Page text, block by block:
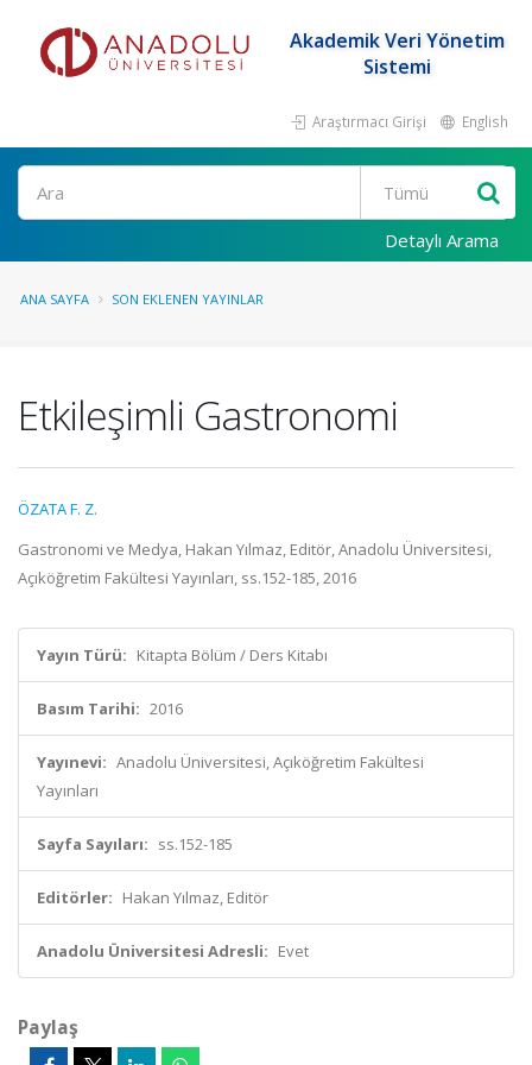
Akademik Veri Yönetim
Sistemi
Araştırmacı Girişi English
Ara
Detaylı Arama
ANA SAYFA SON EKLENEN YAYINLAR
Etkileşimli Gastronomi
ÖZATA F. Z.
Gastronomi ve Medya, Hakan Yılmaz, Editör, Anadolu Üniversitesi,
Açıköğretim Fakültesi Yayınları, ss.152-185, 2016
Yayın Türü: Kitapta Bölüm / Ders Kitabı
Basım Tarihi: 2016
Yayınevi: Anadolu Üniversitesi, Açıköğretim Fakültesi
Yayınları
Sayfa Sayıları: ss.152-185
Editörler: Hakan Yılmaz, Editör
Anadolu Üniversitesi Adresli: Evet
Paylaş